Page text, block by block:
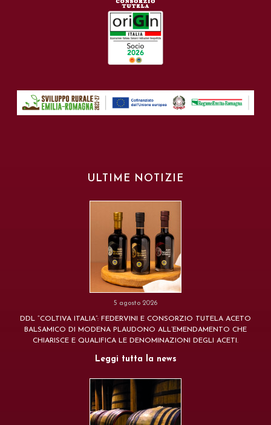
ULTIME NOTIZIE
5 agosto 2026
DDL “COLTIVA ITALIA”: FEDERVINI E CONSORZIO TUTELA ACETO
BALSAMICO DI MODENA PLAUDONO ALL’EMENDAMENTO CHE
CHIARISCE E QUALIFICA LE DENOMINAZIONI DEGLI ACETI.
Leggi tutta la news